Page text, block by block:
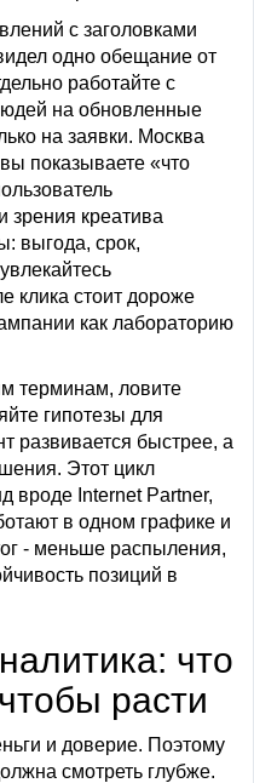
с заголовками
одно обещание от
работайте с
на обновленные
на заявки. Москва
показываете «что
зрения креатива
выгода, срок,
клика стоит дороже
как лабораторию
терминам, ловите
гипотезы для
развивается быстрее, а
Этот цикл
вроде Internet Partner,
в одном графике и
- меньше распыления,
позиций в
что
расти
и доверие. Поэтому
смотреть глубже.